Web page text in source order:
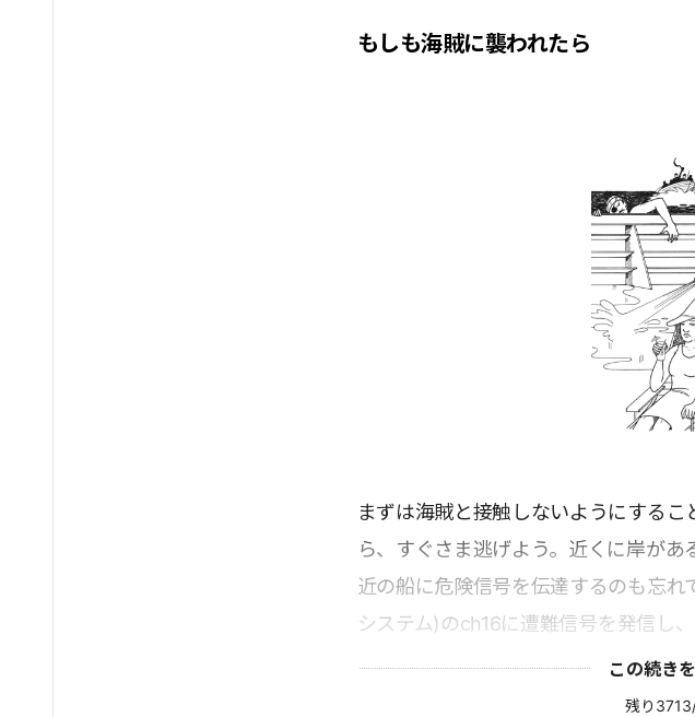
もしも海賊に襲われたら
まずは海賊と接触しないようにする
ら、すぐさま逃げよう。近くに岸が
近の船に危険信号を伝達するのも忘
システム)のch16に遭難信号を発信し、
この続き
残り